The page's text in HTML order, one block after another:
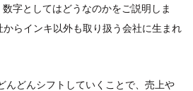
字としてはどうなのかをご説明しま
らインキ以外も取り扱う会社に生まれ
んどんシフトしていくことで、売上や